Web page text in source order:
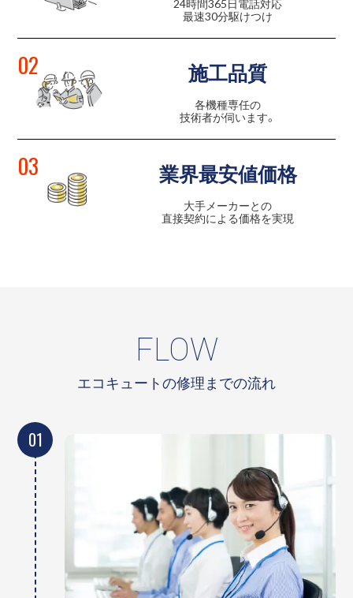
24時間365日電話対応
最速30分駆けつけ
02 施工品質
各機種専任の
技術者が伺います。
03 業界最安値価格
大手メーカーとの
直接契約による価格を実現
FLOW
エコキュートの修理までの流れ
01